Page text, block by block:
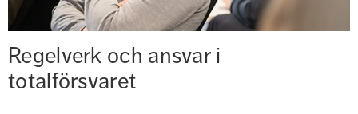
Regelverk och ansvar i
totalförsvaret